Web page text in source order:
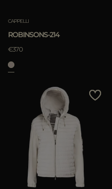
CAPPELLI
ROBINSONS-214
€370